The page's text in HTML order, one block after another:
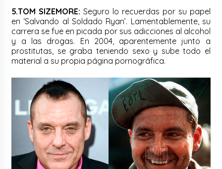
5.TOM SIZEMORE: Seguro lo recuerdas por su papel
en ‘Salvando al Soldado Ryan’. Lamentablemente, su
carrera se fue en picada por sus adicciones al alcohol
y a las drogas. En 2004, aparentemente junto a
prostitutas, se graba teniendo sexo y sube todo el
material a su propia página pornográfica.